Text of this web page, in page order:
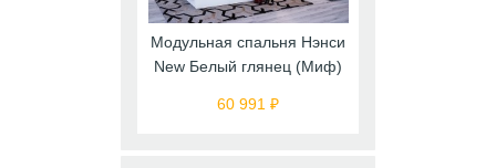
Модульная спальня Нэнси
New Белый глянец (Миф)
60 991 ₽